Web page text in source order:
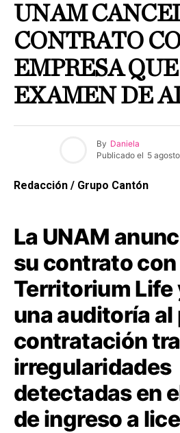
UNAM
CONTRATO
EMPRESA
EXAMEN DE
By Daniela
Publicado el 5
Redacción / Grupo Cantón
La UNAM
su contrato con
Territorium Life
una auditoría al
contratación
irregularidades
detectadas en
de ingreso a